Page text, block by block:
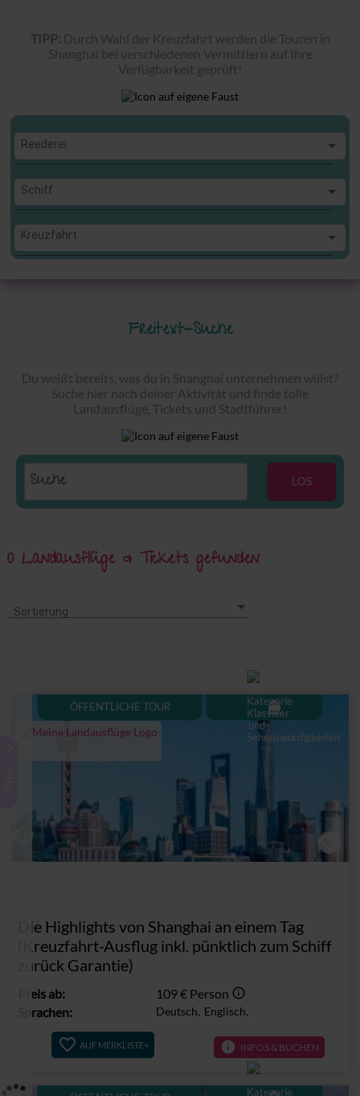
TIPP: Durch Wahl der Kreuzfahrt werden die Touren in
Shanghai bei verschiedenen Vermittlern auf Ihre
Verfügbarkeit geprüft!
Reederei
Reederei
Schiff
Schiff
Kreuzfahrt
Kreuzfahrt
Freitext-Suche
Du weißt bereits, was du in Shanghai unternehmen willst?
Suche hier nach deiner Aktivität und finde tolle
Landausflüge, Tickets und Stadtführer!
LOS
0 Landausflüge & Tickets gefunden
Sortierung
Sortierung
info_outline
Die Highlights von Shanghai an einem Tag
(Kreuzfahrt-Ausflug inkl. pünktlich zum Schiff
zurück Garantie)
Sprachen:
Preis ab:
Deutsch, Englisch,
109 € Person info_outline
AUF MERKLISTE+ info INFOS & BUCHEN
ÖFFENTLICHE TOUR directions_boat